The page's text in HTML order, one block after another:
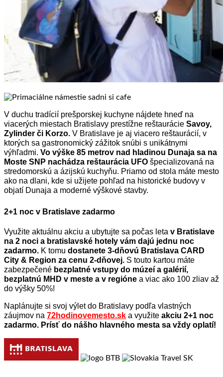
V duchu tradícií prešporskej kuchyne nájdete hneď na
viacerých miestach Bratislavy prestížne reštaurácie Savoy,
Zylinder či Korzo. V Bratislave je aj viacero reštaurácií, v
ktorých sa gastronomický zážitok snúbi s unikátnymi
výhľadmi. Vo výške 85 metrov nad hladinou Dunaja sa na
Moste SNP nachádza reštaurácia UFO špecializovaná na
stredomorskú a ázijskú kuchyňu. Priamo od stola máte mesto
ako na dlani, kde si užijete pohľad na historické budovy v
objatí Dunaja a moderné výškové stavby.
2+1 noc v Bratislave zadarmo
Využite aktuálnu akciu a ubytujte sa počas leta v Bratislave
na 2 noci a bratislavské hotely vám dajú jednu noc
zadarmo. K tomu dostanete 3-dňovú Bratislava CARD
City & Region za cenu 2-dňovej. S touto kartou máte
zabezpečené bezplatné vstupy do múzeí a galérií,
bezplatnú MHD v meste a v regióne a viac ako 100 zliav až
do výšky 50%!
Naplánujte si svoj výlet do Bratislavy podľa vlastných
záujmov na 72hodinovemesto.sk a využite akciu 2+1 noc
zadarmo. Prísť do nášho hlavného mesta sa vždy oplatí!